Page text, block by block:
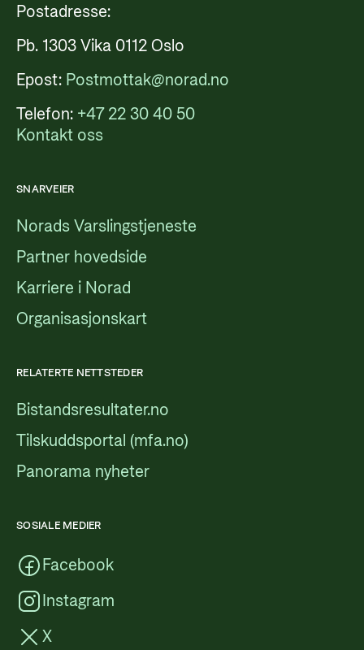
Postadresse:
Pb. 1303 Vika 0112 Oslo
Epost: Postmottak@norad.no
Telefon: +47 22 30 40 50
Kontakt oss
SNARVEIER
Norads Varslingstjeneste
Partner hovedside
Karriere i Norad
Organisasjonskart
RELATERTE NETTSTEDER
Bistandsresultater.no
Tilskuddsportal (mfa.no)
Panorama nyheter
SOSIALE MEDIER
Facebook
Instagram
X